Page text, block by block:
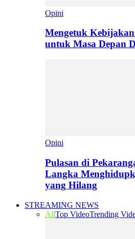
Opini
Mengetuk
untuk Masa Depan
Opini
Pulasan di
Langka
yang Hilang
STREAMING NEWS
AllTop VideoTrending